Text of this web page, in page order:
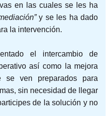
en las cuales se les ha
y se les ha dado
la intervención.
el intercambio de
así como la mejora
ven preparados para
sin necesidad de llegar
de la solución y no